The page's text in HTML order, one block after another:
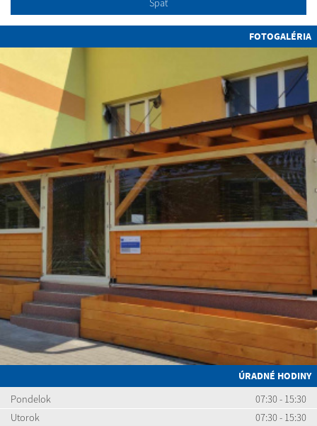
Späť
FOTOGALÉRIA
ÚRADNÉ HODINY
Pondelok
07:30 - 15:30
Utorok
07:30 - 15:30